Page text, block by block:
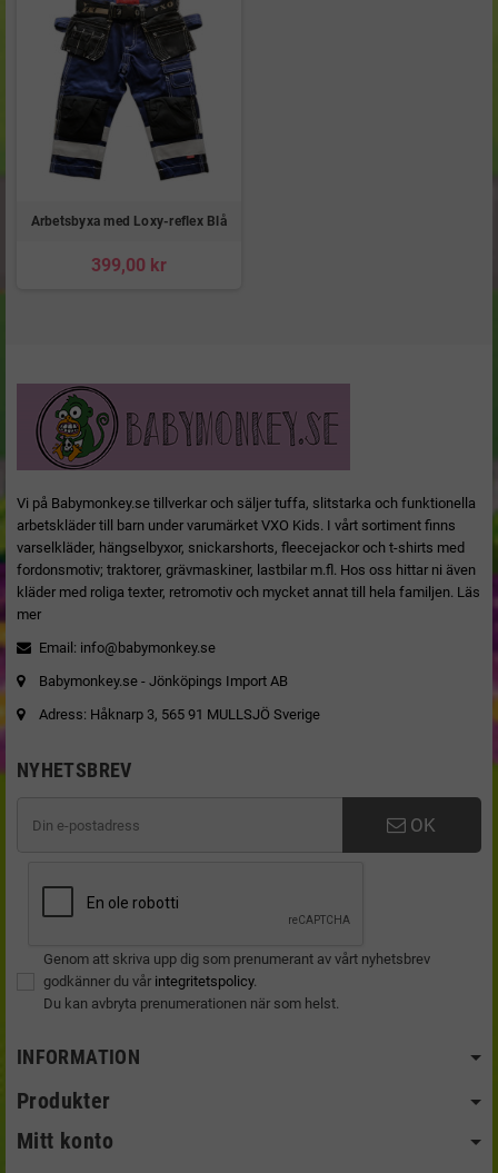
Arbetsbyxa med Loxy-reflex Blå
399,00 kr
Vi på Babymonkey.se tillverkar och säljer tuffa, slitstarka och funktionella
arbetskläder till barn under varumärket VXO Kids. I vårt sortiment finns
varselkläder, hängselbyxor, snickarshorts, fleecejackor och t-shirts med
fordonsmotiv; traktorer, grävmaskiner, lastbilar m.fl. Hos oss hittar ni även
kläder med roliga texter, retromotiv och mycket annat till hela familjen. Läs
mer
Email: info@babymonkey.se
Babymonkey.se - Jönköpings Import AB
Adress: Håknarp 3, 565 91 MULLSJÖ Sverige
NYHETSBREV
OK
Genom att skriva upp dig som prenumerant av vårt nyhetsbrev
godkänner du vår integritetspolicy.
Du kan avbryta prenumerationen när som helst.
INFORMATION
Produkter
Mitt konto